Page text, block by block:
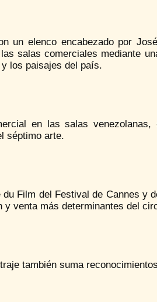
un elenco encabezado por
salas comerciales mediante
los paisajes del país.
en las salas
séptimo arte.
Film del Festival de Cannes y
y venta más determinantes del
también suma